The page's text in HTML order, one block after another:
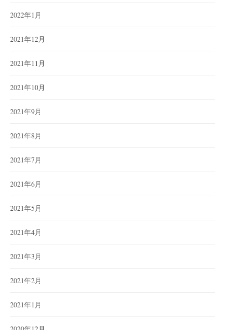
2022年1月
2021年12月
2021年11月
2021年10月
2021年9月
2021年8月
2021年7月
2021年6月
2021年5月
2021年4月
2021年3月
2021年2月
2021年1月